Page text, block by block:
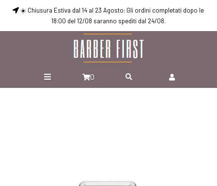
☀️ Chiusura Estiva dal 14 al 23 Agosto: Gli ordini completati dopo le
18:00 del 12/08 saranno spediti dal 24/08.
0